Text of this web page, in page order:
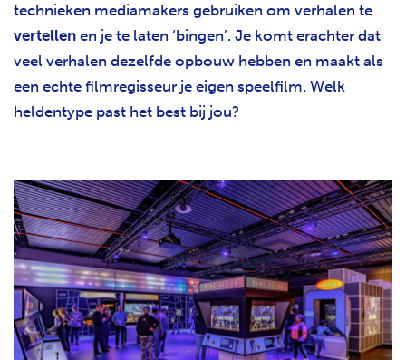
technieken mediamakers gebruiken om verhalen te
vertellen en je te laten ‘bingen’. Je komt erachter dat
veel verhalen dezelfde opbouw hebben en maakt als
een echte filmregisseur je eigen speelfilm. Welk
heldentype past het best bij jou?